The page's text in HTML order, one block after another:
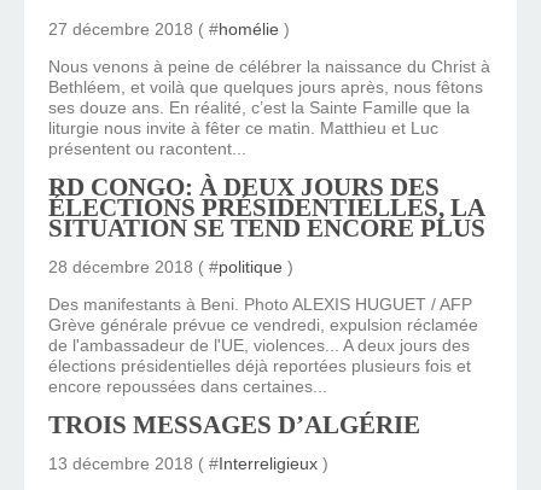
27 décembre 2018 ( #homélie )
Nous venons à peine de célébrer la naissance du Christ à
Bethléem, et voilà que quelques jours après, nous fêtons
ses douze ans. En réalité, c’est la Sainte Famille que la
liturgie nous invite à fêter ce matin. Matthieu et Luc
présentent ou racontent...
RD CONGO: À DEUX JOURS DES
ÉLECTIONS PRÉSIDENTIELLES, LA
SITUATION SE TEND ENCORE PLUS
28 décembre 2018 ( #politique )
Des manifestants à Beni. Photo ALEXIS HUGUET / AFP
Grève générale prévue ce vendredi, expulsion réclamée
de l'ambassadeur de l'UE, violences... A deux jours des
élections présidentielles déjà reportées plusieurs fois et
encore repoussées dans certaines...
TROIS MESSAGES D’ALGÉRIE
13 décembre 2018 ( #Interreligieux )